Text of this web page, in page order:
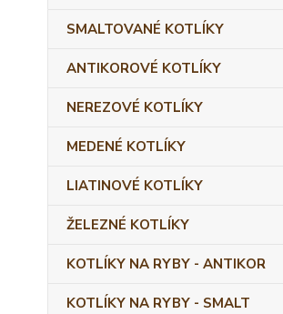
SMALTOVANÉ KOTLÍKY
ANTIKOROVÉ KOTLÍKY
NEREZOVÉ KOTLÍKY
MEDENÉ KOTLÍKY
LIATINOVÉ KOTLÍKY
ŽELEZNÉ KOTLÍKY
KOTLÍKY NA RYBY - ANTIKOR
KOTLÍKY NA RYBY - SMALT